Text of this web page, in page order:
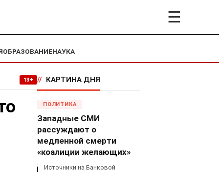
☰
ОБРАЗОВАНИЕНАУКА
13+ // КАРТИНА ДНЯ
ПОЛИТИКА
Западные СМИ
рассуждают о
медленной смерти
«коалиции желающих»
Источники на Банковой